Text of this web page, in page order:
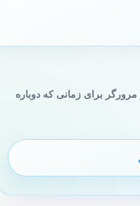
برای زمانی که دوباره